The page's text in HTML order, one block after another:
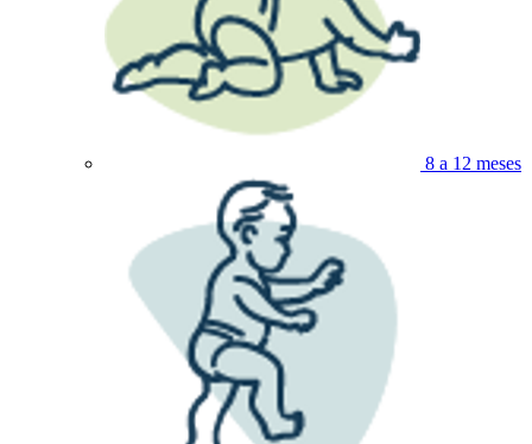
8 a 12 meses